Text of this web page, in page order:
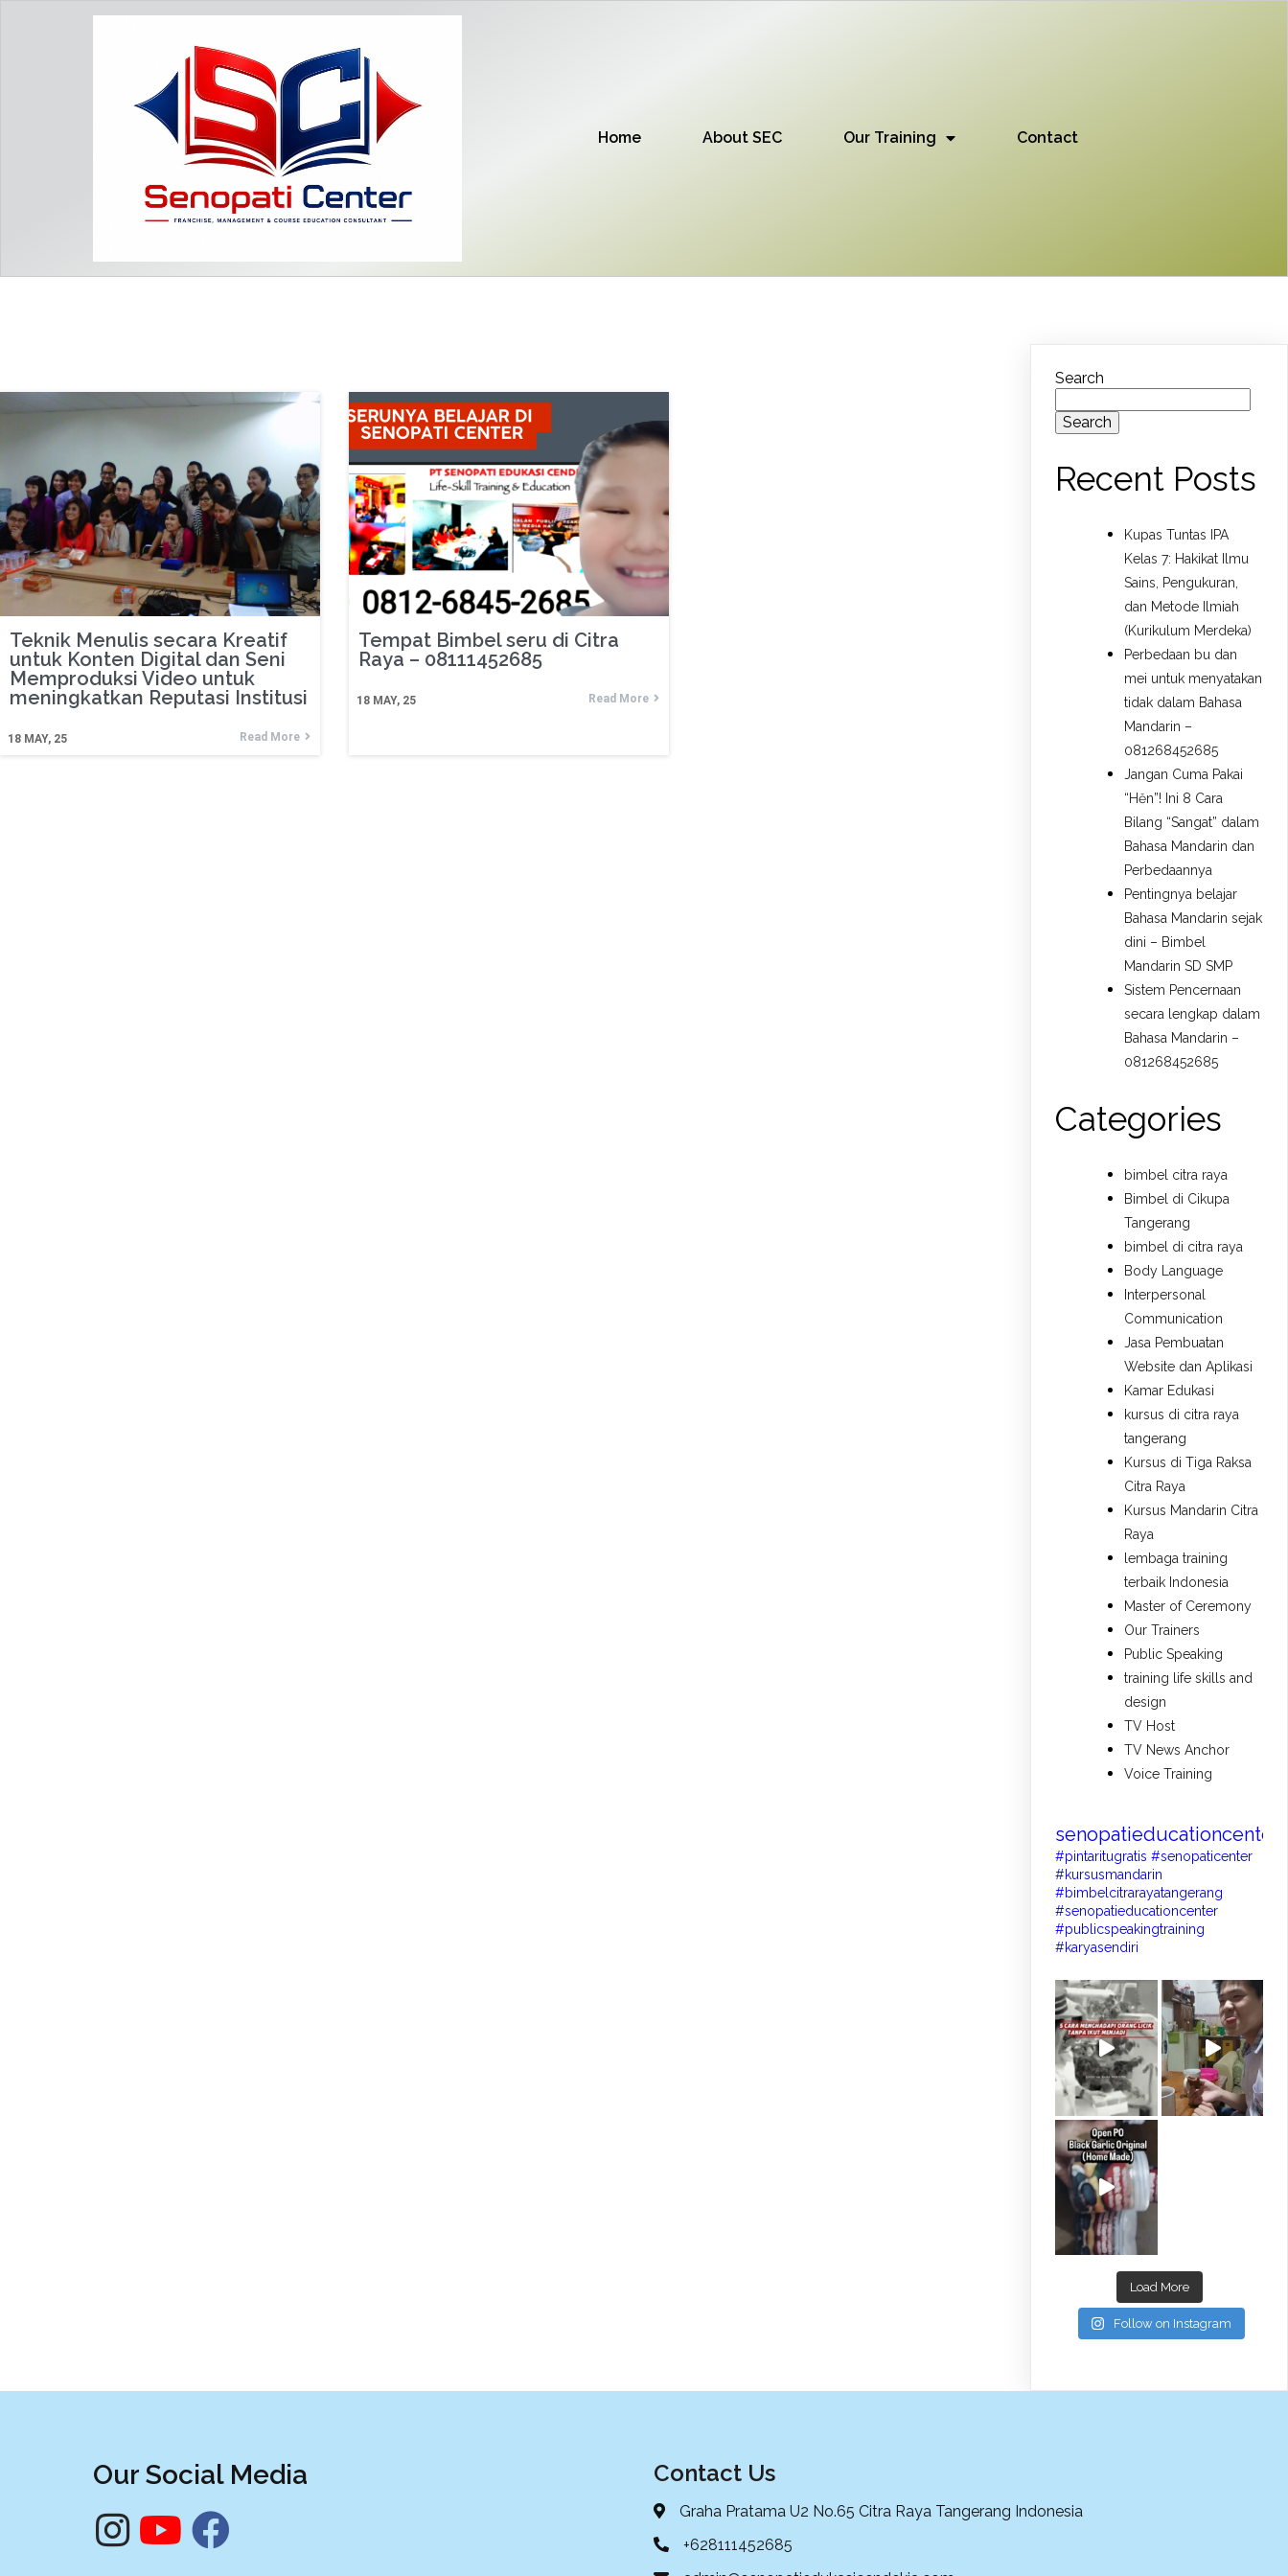
Home About SEC Our Training Contact
Teknik Menulis secara Kreatif
untuk Konten Digital dan Seni
Memproduksi Video untuk
meningkatkan Reputasi Institusi
18 MAY, 25 Read More
Tempat Bimbel seru di Citra
Raya – 08111452685
18 MAY, 25 Read More
Search
Search
Recent Posts
Kupas Tuntas IPA
Kelas 7: Hakikat Ilmu
Sains, Pengukuran,
dan Metode Ilmiah
(Kurikulum Merdeka)
Perbedaan bu dan
mei untuk menyatakan
tidak dalam Bahasa
Mandarin –
081268452685
Jangan Cuma Pakai
“Hěn”! Ini 8 Cara
Bilang “Sangat” dalam
Bahasa Mandarin dan
Perbedaannya
Pentingnya belajar
Bahasa Mandarin sejak
dini – Bimbel
Mandarin SD SMP
Sistem Pencernaan
secara lengkap dalam
Bahasa Mandarin –
081268452685
Categories
bimbel citra raya
Bimbel di Cikupa
Tangerang
bimbel di citra raya
Body Language
Interpersonal
Communication
Jasa Pembuatan
Website dan Aplikasi
Kamar Edukasi
kursus di citra raya
tangerang
Kursus di Tiga Raksa
Citra Raya
Kursus Mandarin Citra
Raya
lembaga training
terbaik Indonesia
Master of Ceremony
Our Trainers
Public Speaking
training life skills and
design
TV Host
TV News Anchor
Voice Training
senopatieducationcenter
#pintaritugratis #senopaticenter
#kursusmandarin
#bimbelcitrarayatangerang
#senopatieducationcenter
#publicspeakingtraining
#karyasendiri
Load More
Follow on Instagram
Our Social Media Contact Us
Graha Pratama U2 No.65 Citra Raya Tangerang Indonesia
+628111452685